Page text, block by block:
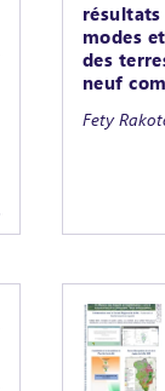
modes
des
neuf
Fety